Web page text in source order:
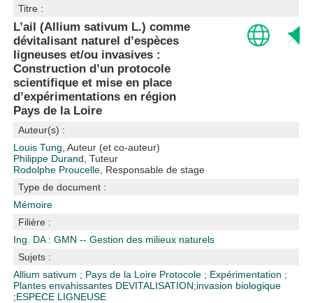
Titre :
L’ail (Allium sativum L.) comme
dévitalisant naturel d’espèces
ligneuses et/ou invasives :
Construction d’un protocole
scientifique et mise en place
d’expérimentations en région
Pays de la Loire
Auteur(s) :
Louis Tung , Auteur (et co-auteur)
Philippe Durand , Tuteur
Rodolphe Proucelle , Responsable de stage
Type de document :
Mémoire
Filière :
Ing. DA : GMN -- Gestion des milieux naturels
Sujets :
Allium sativum ; Pays de la Loire Protocole ; Expérimentation ;
Plantes envahissantes DEVITALISATION;invasion biologique
;ESPECE LIGNEUSE